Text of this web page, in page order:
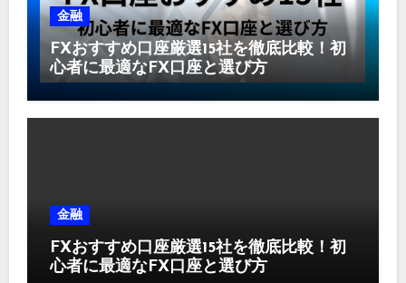
金融
FXおすすめ口座厳選15社を徹底比較！初
心者に最適なFX口座と選び方
金融
FXおすすめ口座厳選15社を徹底比較！初
心者に最適なFX口座と選び方